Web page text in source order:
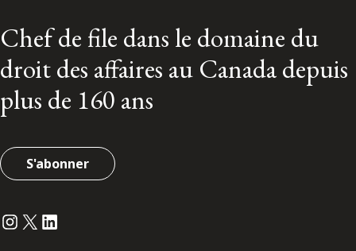
Chef de file dans le domaine du
droit des affaires au Canada depuis
plus de 160 ans
S'abonner
Instagram
Twitter
LinkedIn